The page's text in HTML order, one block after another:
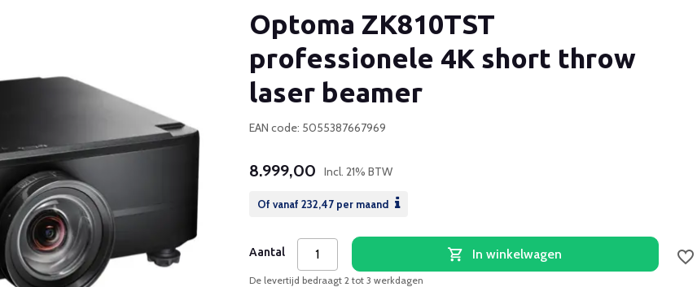
Optoma ZK810TST
professionele 4K short throw
laser beamer
EAN code: 5055387667969
8.999,00 Incl. 21% BTW
Of vanaf 232,47per maand
Aantal In winkelwagen
De levertijd bedraagt 2 tot 3 werkdagen